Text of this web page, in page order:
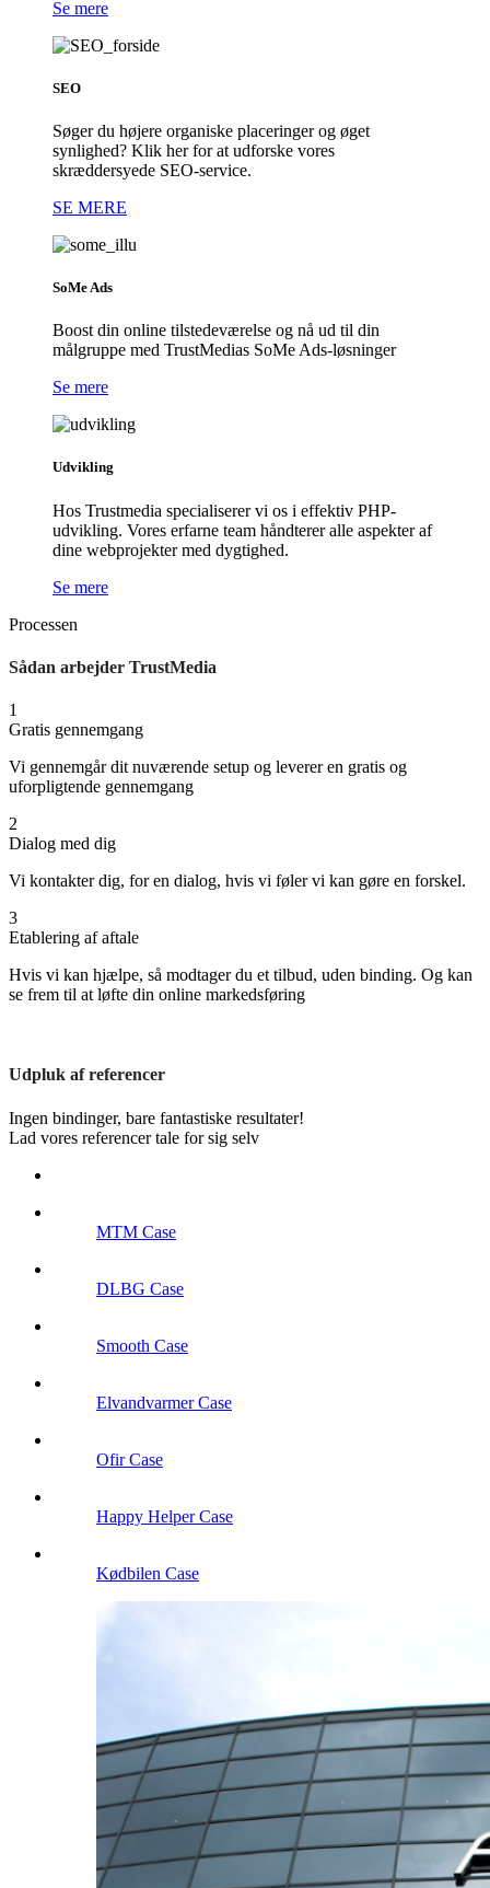
Se mere
SEO
Søger du højere organiske placeringer og øget
synlighed? Klik her for at udforske vores
skræddersyede SEO-service.
SE MERE
SoMe Ads
Boost din online tilstedeværelse og nå ud til din
målgruppe med TrustMedias SoMe Ads-løsninger
Se mere
Udvikling
Hos Trustmedia specialiserer vi os i effektiv PHP-
udvikling. Vores erfarne team håndterer alle aspekter af
dine webprojekter med dygtighed.
Se mere
Processen
Sådan arbejder TrustMedia
1
Gratis gennemgang
Vi gennemgår dit nuværende setup og leverer en gratis og
uforpligtende gennemgang
2
Dialog med dig
Vi kontakter dig, for en dialog, hvis vi føler vi kan gøre en forskel.
3
Etablering af aftale
Hvis vi kan hjælpe, så modtager du et tilbud, uden binding. Og kan
se frem til at løfte din online markedsføring
Udpluk af referencer
Ingen bindinger, bare fantastiske resultater!
Lad vores referencer tale for sig selv
MTM Case
DLBG Case
Smooth Case
Elvandvarmer Case
Ofir Case
Happy Helper Case
Kødbilen Case